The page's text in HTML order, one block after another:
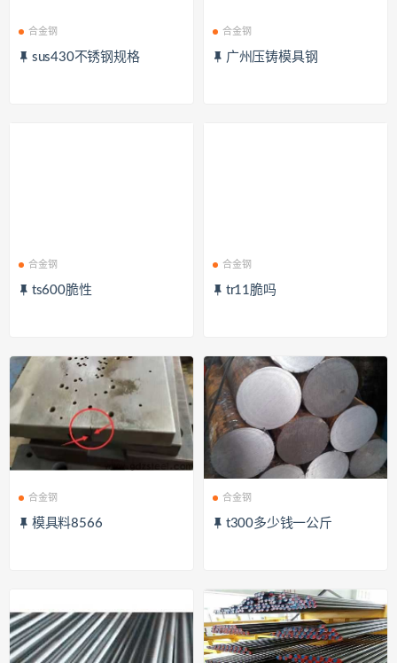
合金钢
sus430不锈钢规格
合金钢
广州压铸模具钢
合金钢
ts600脆性
合金钢
tr11脆吗
合金钢
模具料8566
合金钢
t300多少钱一公斤